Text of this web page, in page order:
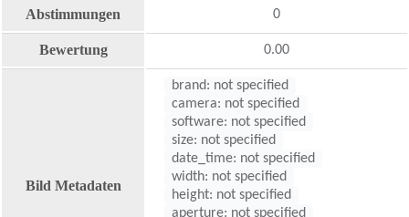
Abstimmungen 0
Bewertung 0.00
Bild Metadaten
brand: not specified
camera: not specified
software: not specified
size: not specified
date_time: not specified
width: not specified
height: not specified
aperture: not specified